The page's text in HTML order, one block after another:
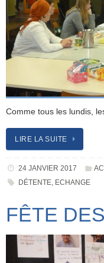
Comme tous les lundis,
LIRE LA SUITE
24 JANVIER 2017
DÉTENTE, ECHANGE
FÊTE